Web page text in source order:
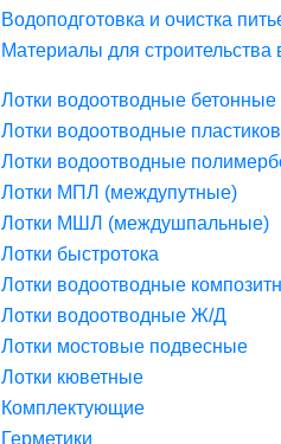
Водоподготовка и очистка
Материалы для строительства
Лотки водоотводные бетонные
Лотки водоотводные
Лотки водоотводные
Лотки МПЛ (междупутные)
Лотки МШЛ (междушпальные)
Лотки быстротока
Лотки водоотводные
Лотки водоотводные Ж/Д
Лотки мостовые подвесные
Лотки кюветные
Комплектующие
Герметики